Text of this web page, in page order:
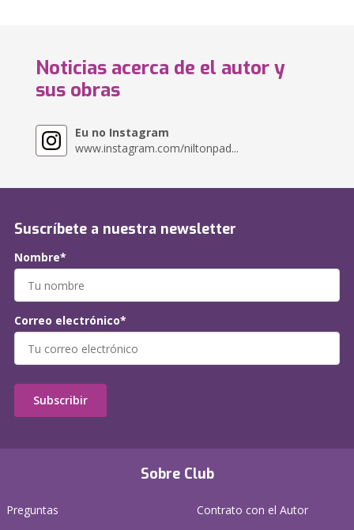
Noticias acerca de el autor y
sus obras
Eu no Instagram
www.instagram.com/niltonpad...
Sobre Club
Preguntas
Contrato con el Autor
Suscríbete a nuestra newsletter
Nombre*
Correo electrónico*
Subscribir